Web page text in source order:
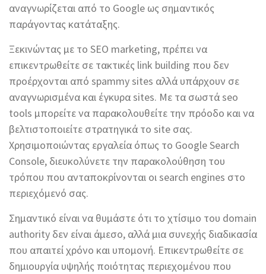
αναγνωρίζεται από το Google ως σημαντικός
παράγοντας κατάταξης.
Ξεκινώντας με το SEO marketing, πρέπει να
επικεντρωθείτε σε τακτικές link building που δεν
προέρχονται από spammy sites αλλά υπάρχουν σε
αναγνωρισμένα και έγκυρα sites. Με τα σωστά seo
tools μπορείτε να παρακολουθείτε την πρόοδο και να
βελτιστοποιείτε στρατηγικά το site σας.
Χρησιμοποιώντας εργαλεία όπως το Google Search
Console, διευκολύνετε την παρακολούθηση του
τρόπου που ανταποκρίνονται οι search engines στο
περιεχόμενό σας.
Σημαντικό είναι να θυμάστε ότι το χτίσιμο του domain
authority δεν είναι άμεσο, αλλά μια συνεχής διαδικασία
που απαιτεί χρόνο και υπομονή. Επικεντρωθείτε σε
δημιουργία υψηλής ποιότητας περιεχομένου που